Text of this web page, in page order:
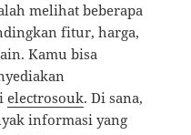
melihat beberapa
fitur, harga,
Kamu bisa
electrosouk. Di sana,
informasi yang